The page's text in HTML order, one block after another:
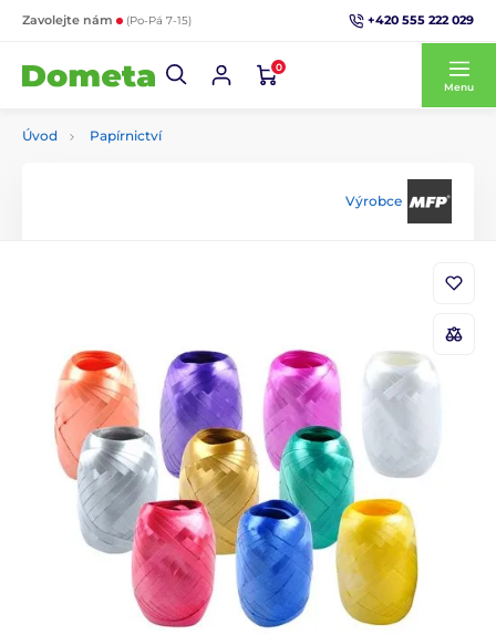
Zavolejte nám (Po-Pá 7-15) +420 555 222 029
0
Menu
Úvod Papírnictví
Výrobce